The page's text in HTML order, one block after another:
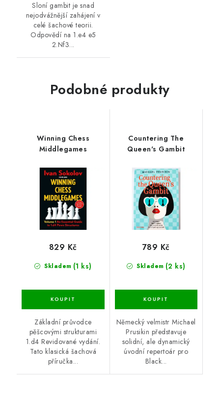
Sloní gambit je snad
nejodvážnější zahájení v
celé šachové teorii.
Odpovědí na 1.e4 e5
2.Nf3...
Podobné produkty
Winning Chess
Middlegames
Skladem (1 ks)
829 Kč
Základní průvodce
pěšcovými strukturami
1.d4 Revidované vydání.
Tato klasická šachová
příručka...
Countering The
Queen's Gambit
Skladem (2 ks)
789 Kč
Německý velmistr Michael
Prusikin představuje
solidní, ale dynamický
úvodní repertoár pro
Black...